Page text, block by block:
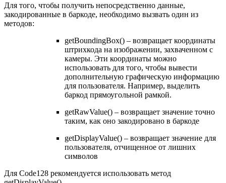
Для того, чтобы получить непосредственно данные,
закодированные в баркоде, необходимо вызвать один из
методов:
getBoundingBox() – возвращает координаты
штрихкода на изображении, захваченном с
камеры. Эти координаты можно
использовать для того, чтобы вывести
дополнительную графическую информацию
для пользователя. Например, выделить
баркод прямоугольной рамкой.
getRawValue() – возвращает значение точно
таким, как оно закодировано в баркоде
getDisplayValue() – возвращает значение для
пользователя, отчищенное от лишних
символов
Для Code128 рекомендуется использовать метод